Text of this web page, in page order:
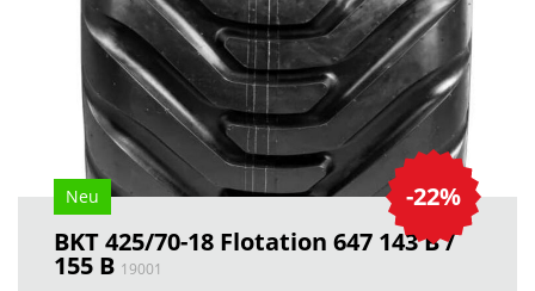
-22%
Neu
BKT 425/70-18 Flotation 647 143 B /
155 B 19001